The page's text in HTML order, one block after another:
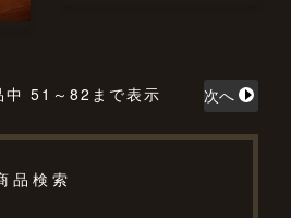
中 51～82まで表示 次へ
品検索